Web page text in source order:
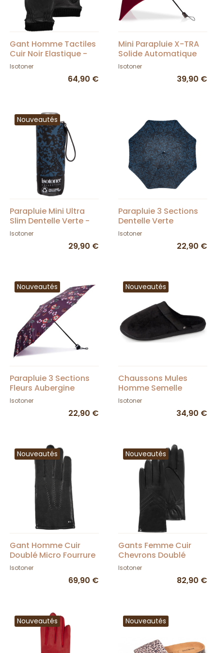
Gant Homme Tactiles
Cuir Noir Elastique -
Isotoner
Isotoner
64,90 €
Mini Parapluie X-TRA
Solide Automatique
Bordeaux - Isotoner
Isotoner
39,90 €
Nouveautés
Parapluie Mini Ultra
Slim Dentelle Verte -
Isotoner
Isotoner
29,90 €
Parapluie 3 Sections
Dentelle Verte
Ouverture Manuelle -
Isotoner
22,90 €
Nouveautés
Parapluie 3 Sections
Fleurs Aubergine
Ouverture Manuelle -
Isotoner
22,90 €
Nouveautés
Chaussons Mules
Homme Semelle
Ergonomique -
Isotoner
34,90 €
Nouveautés
Gant Homme Cuir
Doublé Micro Fourrure
- Isotoner
Isotoner
69,90 €
Nouveautés
Gants Femme Cuir
Chevrons Doublé
Polaire Noir - Isotoner
Isotoner
82,90 €
Nouveautés Nouveautés